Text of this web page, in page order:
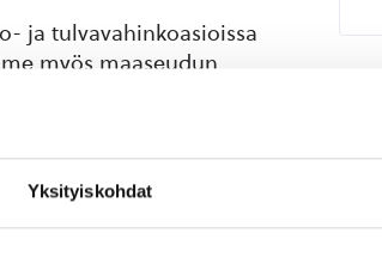
Yksityiskohdat
ja tulvavahinkoasioissa
myös maaseudun
liittyvissä asioissa (pois
paikallisen osallistumisen
Siilinjärven ja
yksityistieasioissa.
voi asioida